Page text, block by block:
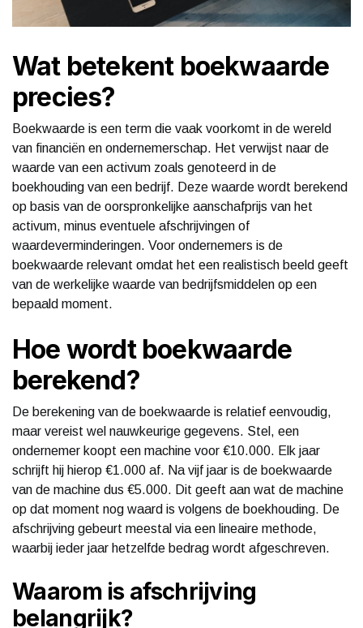
Wat betekent boekwaarde
precies?
Boekwaarde is een term die vaak voorkomt in de wereld
van financiën en ondernemerschap. Het verwijst naar de
waarde van een activum zoals genoteerd in de
boekhouding van een bedrijf. Deze waarde wordt berekend
op basis van de oorspronkelijke aanschafprijs van het
activum, minus eventuele afschrijvingen of
waardeverminderingen. Voor ondernemers is de
boekwaarde relevant omdat het een realistisch beeld geeft
van de werkelijke waarde van bedrijfsmiddelen op een
bepaald moment.
Hoe wordt boekwaarde
berekend?
De berekening van de boekwaarde is relatief eenvoudig,
maar vereist wel nauwkeurige gegevens. Stel, een
ondernemer koopt een machine voor €10.000. Elk jaar
schrijft hij hierop €1.000 af. Na vijf jaar is de boekwaarde
van de machine dus €5.000. Dit geeft aan wat de machine
op dat moment nog waard is volgens de boekhouding. De
afschrijving gebeurt meestal via een lineaire methode,
waarbij ieder jaar hetzelfde bedrag wordt afgeschreven.
Waarom is afschrijving
belangrijk?